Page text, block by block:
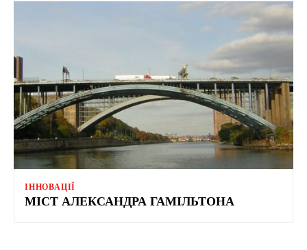
ІННОВАЦІЇ
МІСТ АЛЕКСАНДРА ГАМІЛЬТОНА